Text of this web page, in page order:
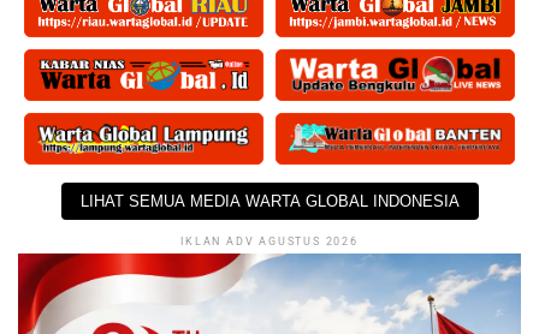
LIHAT SEMUA MEDIA WARTA GLOBAL INDONESIA
IKLAN ADV AGUSTUS 2026